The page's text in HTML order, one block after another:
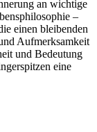
an wichtige
–
einen bleibenden
Aufmerksamkeit
und Bedeutung
eine